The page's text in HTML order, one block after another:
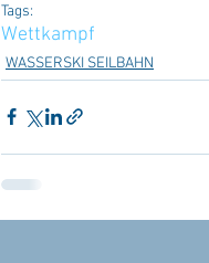
Tags:
Wettkampf
WASSERSKI SEILBAHN